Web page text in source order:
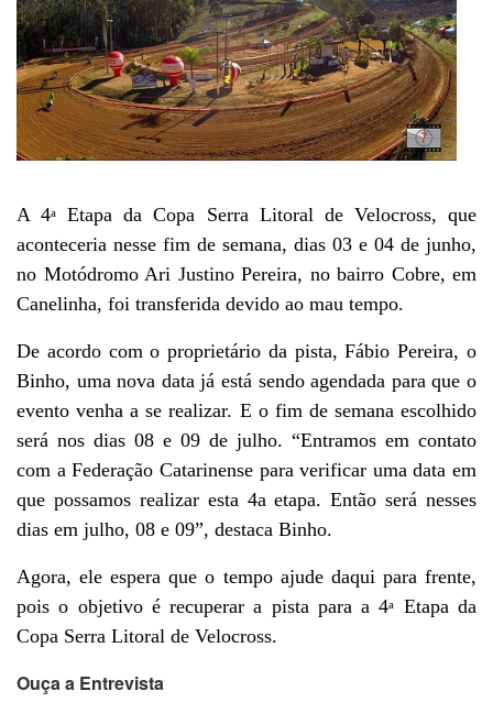
A 4a
Etapa da Copa Serra Litoral de Velocross, que
aconteceria nesse fim de semana, dias 03 e 04 de junho,
no Motódromo Ari Justino Pereira, no bairro Cobre, em
Canelinha, foi transferida devido ao mau tempo.
De acordo com o proprietário da pista, Fábio Pereira, o
Binho, uma nova data já está sendo agendada para que o
evento venha a se realizar. E o fim de semana escolhido
será nos dias 08 e 09 de julho. “Entramos em contato
com a Federação Catarinense para verificar uma data em
que possamos realizar esta 4a etapa. Então será nesses
dias em julho, 08 e 09”, destaca Binho.
Agora, ele espera que o tempo ajude daqui para frente,
pois o objetivo é recuperar a pista para a 4a
Etapa da
Copa Serra Litoral de Velocross.
Ouça a Entrevista